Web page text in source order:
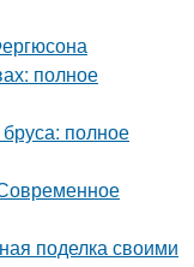
полное
полное
поделка своими